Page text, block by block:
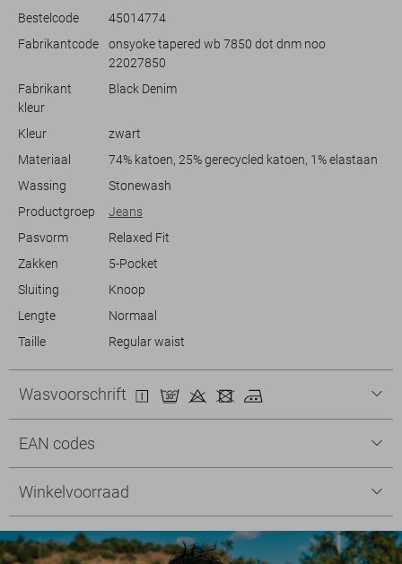
De normale lengte maakt dat je deze jeans perfect kunt dragen met je
favoriete sneakers of boots. Door de veelzijdige stijl is deze jeans
geschikt voor verschillende gelegenheden; van een ontspannen
weekend tot een avondje uit. Voeg dit veelzijdige kledingstuk toe aan
je collectie en ervaar het gemak en de stijl van Only & Sons.
Bestelcode
45014774
Fabrikantcode
onsyoke tapered wb 7850 dot dnm noo
22027850
Fabrikant
kleur
Black Denim
Kleur
zwart
Materiaal
74% katoen, 25% gerecycled katoen, 1% elastaan
Wassing
Stonewash
Productgroep
Jeans
Pasvorm
Relaxed Fit
Zakken
5-Pocket
Sluiting
Knoop
Lengte
Normaal
Taille
Regular waist
Wasvoorschrift
EAN codes
Winkelvoorraad